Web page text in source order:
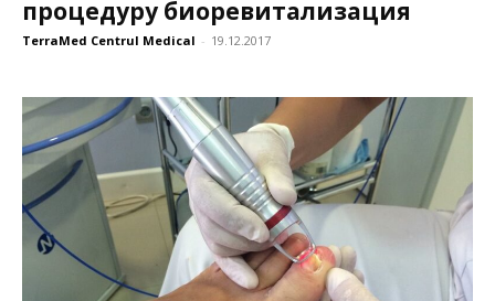
процедуру биоревитализация
TerraMed Centrul Medical - 19.12.2017